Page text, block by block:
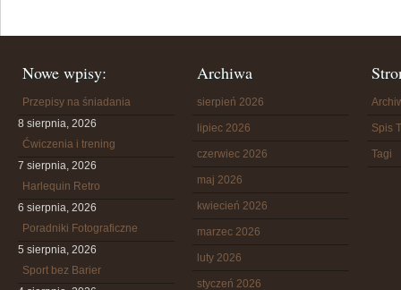
Nowe wpisy:
Przepisy na śniadania
8 sierpnia, 2026
Ćwiczenia i trening
7 sierpnia, 2026
Harlequin Retro
6 sierpnia, 2026
Poradniki Fotograficzne
5 sierpnia, 2026
Sport bez Barier
Archiwa
sierpień 2026
lipiec 2026
czerwiec 2026
maj 2026
kwiecień 2026
marzec 2026
luty 2026
styczeń 2026
Spis
Tagi